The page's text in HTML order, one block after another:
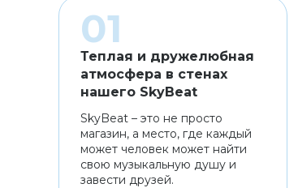
Теплая и дружелюбная
атмосфера в стенах
нашего SkyBeat
SkyBeat – это не просто
магазин, а место, где каждый
может человек может найти
свою музыкальную душу и
завести друзей.